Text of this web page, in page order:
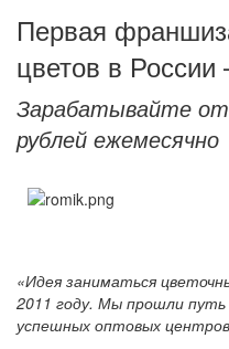
Доставка
Франшиза
Первая
цветов в
Зарабатывайте
рублей ежемесячно
«Идея заниматься
2011 году. Мы прошли
успешных оптовых